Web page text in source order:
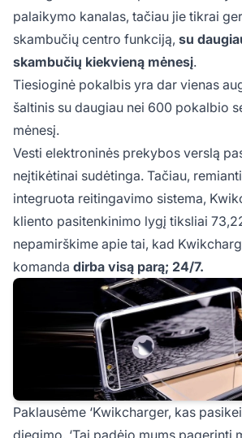
palaikymo kanalas, tačiau jie tikrai
skambučių centro funkciją, su
skambučių kiekvieną mėnesį.
Tiesioginė pokalbis yra dar vienas
šaltinis su daugiau nei 600 pokalbio
mėnesį.
Vesti elektroninės prekybos verslą
neįtikėtinai sudėtinga. Tačiau,
integruota reitingavimo sistema,
kliento pasitenkinimo lygį tiksliai
nepamirškime apie tai, kad
komanda dirba visą parą; 24/7.
Paklausėme ‘Kwikcharger, kas
diegimo. ‘Tai padėjo mums pagerinti